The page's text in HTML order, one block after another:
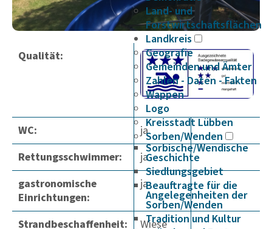
Land- und
Forstwirtschaftsflächen
Landkreis
Geografie
Gemeinden und Ämter
Zahlen - Daten - Fakten
Wappen
Logo
Kreisstadt Lübben
Sorben/Wenden
Sorbische/Wendische
Geschichte
Siedlungsgebiet
Beauftragte für die
Angelegenheiten der
Sorben/Wenden
Tradition und Kultur
Qualität:
WC:
ja
Rettungsschwimmer:
ja
gastronomische
Einrichtungen:
ja
Strandbeschaffenheit:
Wiese